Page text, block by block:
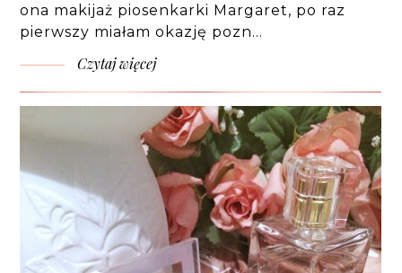
ona makijaż piosenkarki Margaret, po raz
pierwszy miałam okazję pozn…
Czytaj więcej